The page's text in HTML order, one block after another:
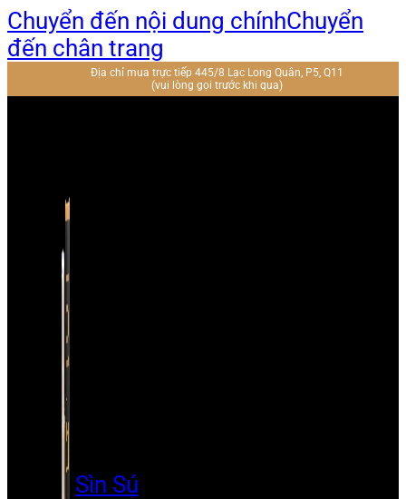
Chuyển đến nội dung chínhChuyển
đến chân trang
Địa chỉ mua trực tiếp 445/8 Lạc Long Quân, P5, Q11
(vui lòng gọi trước khi qua)
Sìn Sú